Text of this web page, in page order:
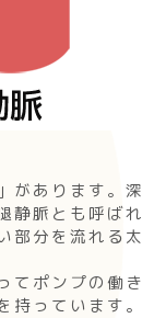
があります。深
静脈とも呼ばれ
部分を流れる太
てポンプの働き
っています。